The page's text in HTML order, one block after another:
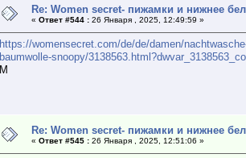
Re: Women secret- пижамки и нижнее
« Ответ #544 :26 Января , 2025, 12:49:59 »
https://womensecret.com/de/de/damen/
baumwolle-snoopy/
М
Re: Women secret- пижамки и нижнее
« Ответ #545 :26 Января , 2025, 12:51:06 »